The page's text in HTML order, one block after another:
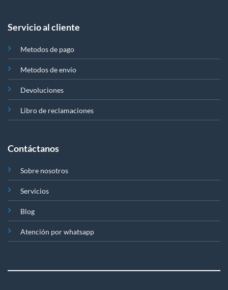
Servicio al cliente
Metodos de pago
Metodos de envío
Devoluciones
Libro de reclamaciones
Contáctanos
Sobre nosotros
Servicios
Blog
Atención por whatsapp